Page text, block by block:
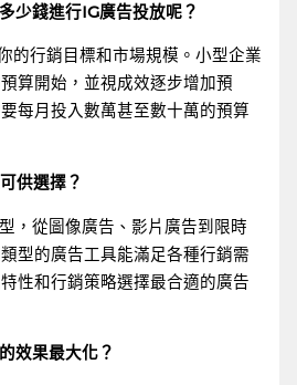
少錢進行IG廣告投放呢？
的行銷目標和市場規模。小型企業
算開始，並視成效逐步增加預
每月投入數萬甚至數十萬的預算
供選擇？
，從圖像廣告、影片廣告到限時
型的廣告工具能滿足各種行銷需
性和行銷策略選擇最合適的廣告
效果最大化？